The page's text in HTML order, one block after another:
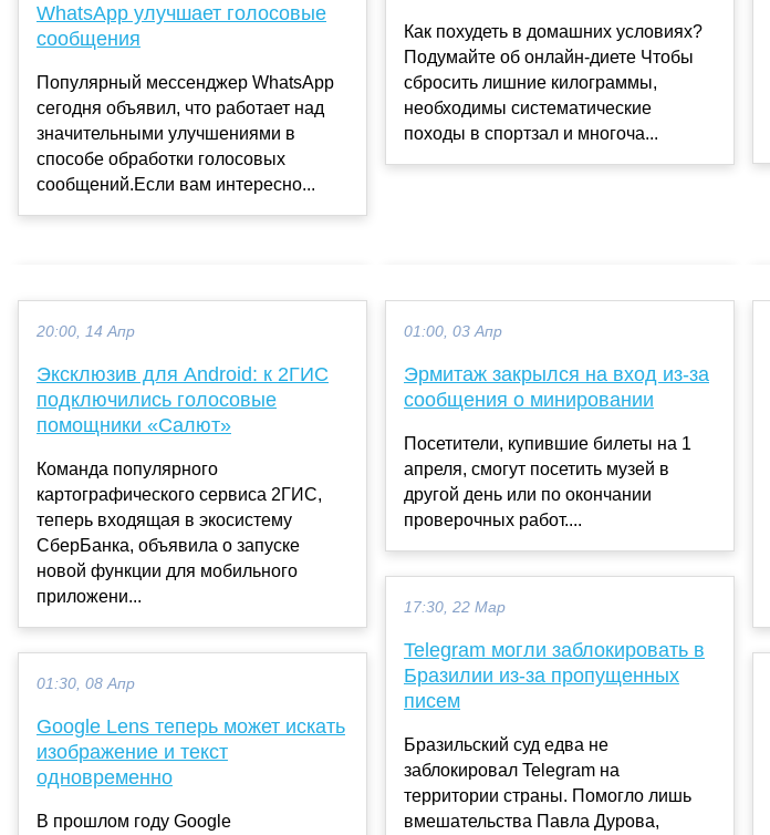
WhatsApp улучшает голосовые
сообщения
Популярный мессенджер WhatsApp
сегодня объявил, что работает над
значительными улучшениями в
способе обработки голосовых
сообщений.Если вам интересно...
Как похудеть в домашних условиях?
Подумайте об онлайн-диете Чтобы
сбросить лишние килограммы,
необходимы систематические
походы в спортзал и многоча...
20:00, 14 Апр
Эксклюзив для Android: к 2ГИС
подключились голосовые
помощники «Салют»
Команда популярного
картографического сервиса 2ГИС,
теперь входящая в экосистему
СберБанка, объявила о запуске
новой функции для мобильного
приложени...
01:30, 08 Апр
Google Lens теперь может искать
изображение и текст
одновременно
В прошлом году Google
01:00, 03 Апр
Эрмитаж закрылся на вход из-за
сообщения о минировании
Посетители, купившие билеты на 1
апреля, смогут посетить музей в
другой день или по окончании
проверочных работ....
17:30, 22 Мар
Telegram могли заблокировать в
Бразилии из-за пропущенных
писем
Бразильский суд едва не
заблокировал Telegram на
территории страны. Помогло лишь
вмешательства Павла Дурова,